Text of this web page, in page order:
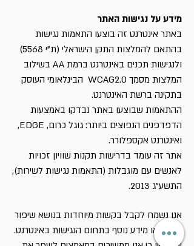
מידע על נגישות האתר
באתר אינטרנט זה בוצעו התאמות נגישות
בהתאם להמלצות התקן הישראלי (ת"י 5568)
ולנגישות תכנים באינטרנט ברמת AA בשילוב
המלצות מסמך WCAG2.0 הבינלאומי העוסק
בתקינה ברשת האינטרנט.
ההתאמות שבוצעו באתר נבדקו באמצעות
הדפדפנים הנפוצים ביותר: גוגל כרום, EDGE,
ואינטרנט אקספלורר.
אתר זה עומד בדרישות תקנות שוויון זכויות
לאנשים עם מוגבלות (התאמות נגישות לשירות),
התשע"ג 2013.
אנו נשמח לקבל בקשות מיוחדות בנושא שיפור
האתר או מידע נוסף בתחום הנגישות באינטרנט.